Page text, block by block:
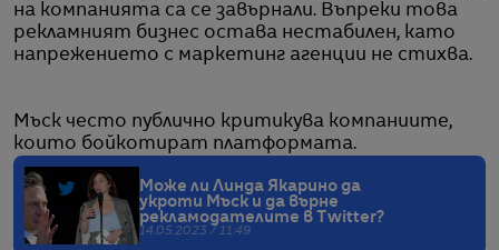
на компанията са се завърнали. Въпреки това
рекламният бизнес остава нестабилен, като
напрежението с маркетинг агенции не стихва.
Мъск често публично критикува компаниите,
които бойкотират платформата.
Може ли Линда Якарино да
укроти Мъск и да върне
рекламодателите в Twitter?
14.05.2023 / 11:49